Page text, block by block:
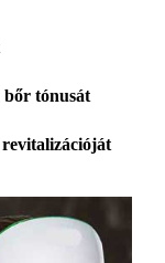
bőr tónusát
revitalizációját